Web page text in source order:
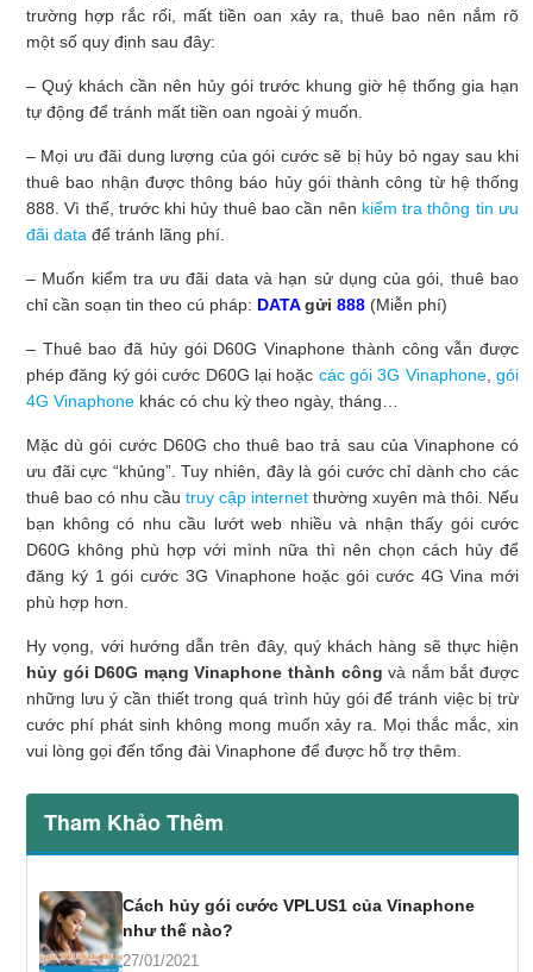
trường hợp rắc rối, mất tiền oan xảy ra, thuê bao nên nắm rõ
một số quy định sau đây:
– Quý khách cần nên hủy gói trước khung giờ hệ thống gia hạn
tự động để tránh mất tiền oan ngoài ý muốn.
– Mọi ưu đãi dung lượng của gói cước sẽ bị hủy bỏ ngay sau khi
thuê bao nhận được thông báo hủy gói thành công từ hệ thống
888. Vì thế, trước khi hủy thuê bao cần nên kiểm tra thông tin ưu
đãi data để tránh lãng phí.
– Muốn kiểm tra ưu đãi data và hạn sử dụng của gói, thuê bao
chỉ cần soạn tin theo cú pháp: DATAgửi 888 (Miễn phí)
– Thuê bao đã hủy gói D60G Vinaphone thành công vẫn được
phép đăng ký gói cước D60G lại hoặc các gói 3G Vinaphone,gói
4G Vinaphone khác có chu kỳ theo ngày, tháng…
Mặc dù gói cước D60G cho thuê bao trả sau của Vinaphone có
ưu đãi cực “khủng”. Tuy nhiên, đây là gói cước chỉ dành cho các
thuê bao có nhu cầu truy cập internet thường xuyên mà thôi. Nếu
bạn không có nhu cầu lướt web nhiều và nhận thấy gói cước
D60G không phù hợp với mình nữa thì nên chọn cách hủy để
đăng ký 1 gói cước 3G Vinaphone hoặc gói cước 4G Vina mới
phù hợp hơn.
Hy vọng, với hướng dẫn trên đây, quý khách hàng sẽ thực hiện
hủy gói D60G mạng Vinaphone thành công và nắm bắt được
những lưu ý cần thiết trong quá trình hủy gói để tránh việc bị trừ
cước phí phát sinh không mong muốn xảy ra. Mọi thắc mắc, xin
vui lòng gọi đến tổng đài Vinaphone để được hỗ trợ thêm.
Tham Khảo Thêm
Cách hủy gói cước VPLUS1 của Vinaphone
như thế nào?
27/01/2021